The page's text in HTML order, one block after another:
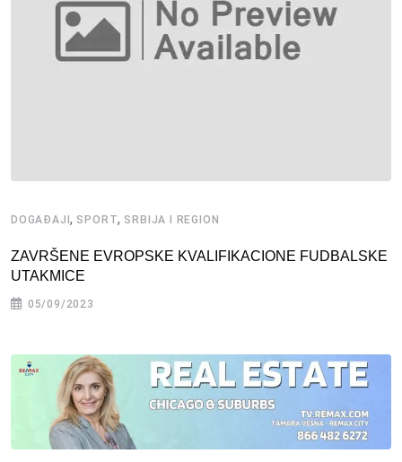
DOGAĐAJI, SPORT, SRBIJA I REGION
ZAVRŠENE EVROPSKE KVALIFIKACIONE FUDBALSKE
UTAKMICE
05/09/2023